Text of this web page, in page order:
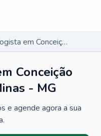
Pneumologista em Conceição da Barra de Minas - MG
Conceição
- MG
e agende agora a sua